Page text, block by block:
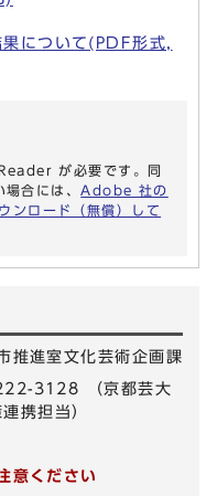
について(PDF形式,
が必要です。同
合には、 Adobe 社の
ロード（無償）して
推進室文化芸術企画課
3128 （京都芸大
携担当）
意ください